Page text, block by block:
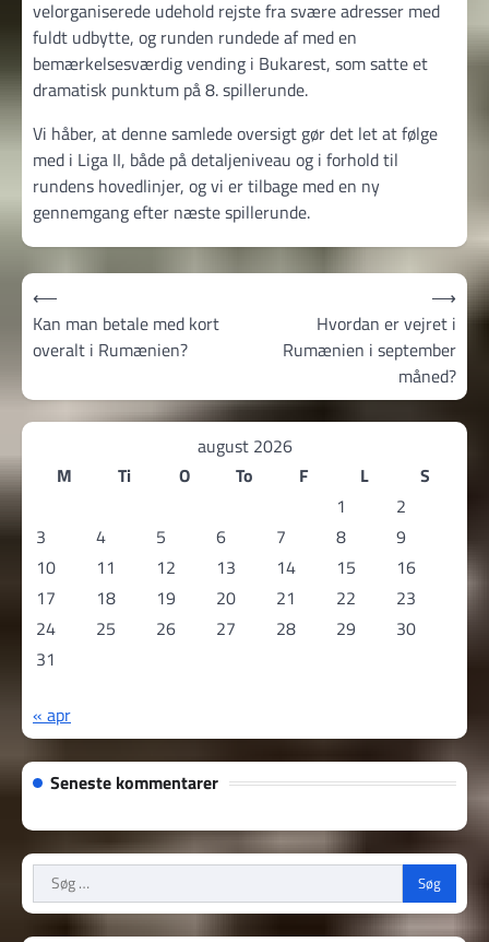
velorganiserede udehold rejste fra svære adresser med
fuldt udbytte, og runden rundede af med en
bemærkelsesværdig vending i Bukarest, som satte et
dramatisk punktum på 8. spillerunde.
Vi håber, at denne samlede oversigt gør det let at følge
med i Liga II, både på detaljeniveau og i forhold til
rundens hovedlinjer, og vi er tilbage med en ny
gennemgang efter næste spillerunde.
Indlægsnavigation
⟵
Kan man betale med kort
overalt i Rumænien?
Hvordan er vejret i
Rumænien i september
måned?
⟶
august 2026
M
Ti O To F L
S
1
2
3
4 5 6 7 8
9
10
11 12 13 14 15
16
17
18 19 20 21 22
23
24
25 26 27 28 29
30
31
« apr
Seneste kommentarer
Søg
efter: